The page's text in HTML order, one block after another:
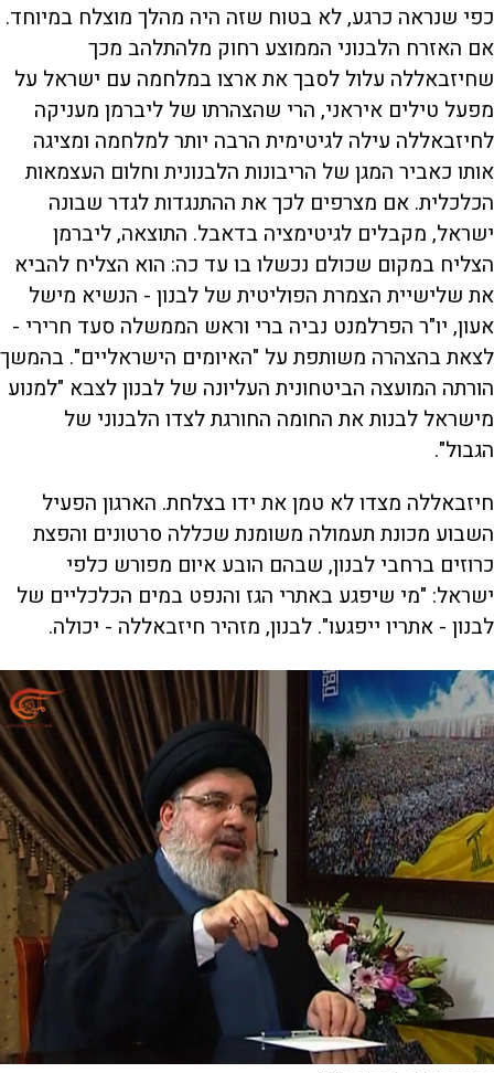
כפי שנראה כרגע, לא בטוח שזה היה מהלך מוצלח במיוחד.
אם האזרח הלבנוני הממוצע רחוק מלהתלהב מכך
שחיזבאללה עלול לסבך את ארצו במלחמה עם ישראל על
מפעל טילים איראני, הרי שהצהרתו של ליברמן מעניקה
לחיזבאללה עילה לגיטימית הרבה יותר למלחמה ומציגה
אותו כאביר המגן של הריבונות הלבנונית וחלום העצמאות
הכלכלית. אם מצרפים לכך את ההתנגדות לגדר שבונה
ישראל, מקבלים לגיטימציה בדאבל. התוצאה, ליברמן
הצליח במקום שכולם נכשלו בו עד כה: הוא הצליח להביא
את שלישיית הצמרת הפוליטית של לבנון - הנשיא מישל
אעון, יו"ר הפרלמנט נביה ברי וראש הממשלה סעד חרירי -
לצאת בהצהרה משותפת על "האיומים הישראליים". בהמשך
הורתה המועצה הביטחונית העליונה של לבנון לצבא "למנוע
מישראל לבנות את החומה החורגת לצדו הלבנוני של
הגבול".
חיזבאללה מצדו לא טמן את ידו בצלחת. הארגון הפעיל
השבוע מכונת תעמולה משומנת שכללה סרטונים והפצת
כרוזים ברחבי לבנון, שבהם הובע איום מפורש כלפי
ישראל: "מי שיפגע באתרי הגז והנפט במים הכלכליים של
לבנון - אתריו ייפגעו". לבנון, מזהיר חיזבאללה - יכולה.